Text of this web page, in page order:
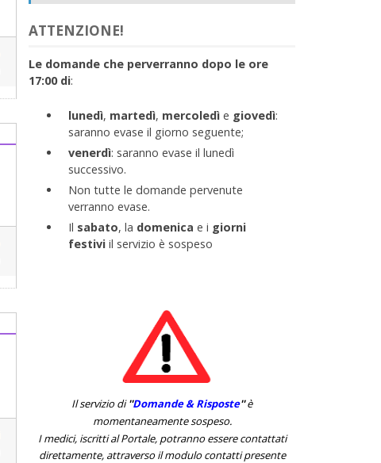
ATTENZIONE!
Le domande che perverranno dopo le ore
17:00 di:
lunedì, martedì, mercoledì e giovedì:
saranno evase il giorno seguente;
venerdì: saranno evase il lunedì
successivo.
Non tutte le domande pervenute
verranno evase.
Il sabato, la domenica e i giorni
festiviil servizio è sospeso
Il servizio di''Domande & Risposte''è
momentaneamente sospeso.
I medici, iscritti al Portale, potranno essere contattati
direttamente, attraverso il modulo contatti presente